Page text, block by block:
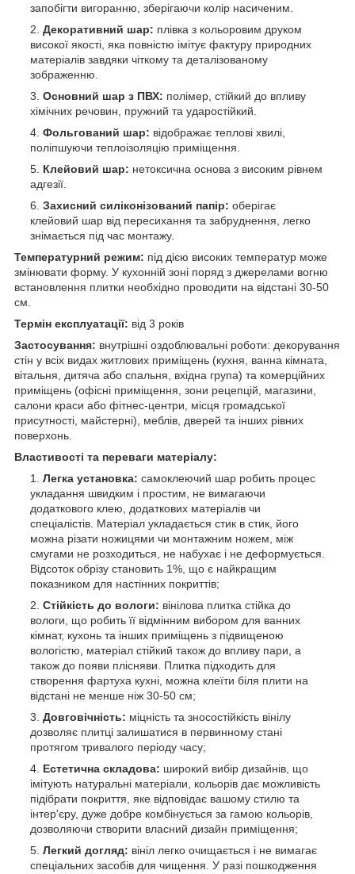
запобігти вигоранню, зберігаючи колір насиченим.
Декоративний шар: плівка з кольоровим друком
високої якості, яка повністю імітує фактуру природних
матеріалів завдяки чіткому та деталізованому
зображенню.
Основний шар з ПВХ: полімер, стійкий до впливу
хімічних речовин, пружний та ударостійкий.
Фольгований шар: відображає теплові хвилі,
поліпшуючи теплоізоляцію приміщення.
Клейовий шар: нетоксична основа з високим рівнем
адгезії.
Захисний силіконізований папір: оберігає
клейовий шар від пересихання та забруднення, легко
знімається під час монтажу.
Температурний режим: під дією високих температур може
змінювати форму. У кухонній зоні поряд з джерелами вогню
встановлення плитки необхідно проводити на відстані 30-50
см.
Термін експлуатації: від 3 років
Застосування: внутрішні оздоблювальні роботи: декорування
стін у всіх видах житлових приміщень (кухня, ванна кімната,
вітальня, дитяча або спальня, вхідна група) та комерційних
приміщень (офісні приміщення, зони рецепцій, магазини,
салони краси або фітнес-центри, місця громадської
присутності, майстерні), меблів, дверей та інших рівних
поверхонь.
Властивості та переваги матеріалу:
Легка установка: самоклеючий шар робить процес
укладання швидким і простим, не вимагаючи
додаткового клею, додаткових матеріалів чи
спеціалістів. Матеріал укладається стик в стик, його
можна різати ножицями чи монтажним ножем, між
смугами не розходиться, не набухає і не деформується.
Відсоток обрізу становить 1%, що є найкращим
показником для настінних покриттів;
Стійкість до вологи: вінілова плитка стійка до
вологи, що робить її відмінним вибором для ванних
кімнат, кухонь та інших приміщень з підвищеною
вологістю, матеріал стійкий також до впливу пари, а
також до появи плісняви. Плитка підходить для
створення фартуха кухні, можна клеїти біля плити на
відстані не менше ніж 30-50 см;
Довговічність: міцність та зносостійкість вінілу
дозволяє плитці залишатися в первинному стані
протягом тривалого періоду часу;
Естетична складова: широкий вибір дизайнів, що
імітують натуральні матеріали, кольорів дає можливість
підібрати покриття, яке відповідає вашому стилю та
інтер'єру, дуже добре комбінується за гамою кольорів,
дозволяючи створити власний дизайн приміщення;
Легкий догляд: вініл легко очищається і не вимагає
спеціальних засобів для чищення. У разі пошкодження